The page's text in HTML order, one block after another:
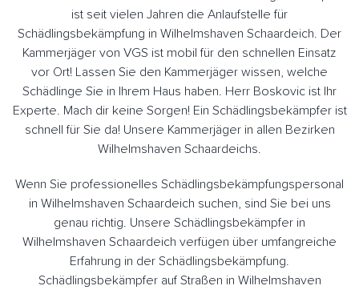
ist seit vielen Jahren die Anlaufstelle für
Schädlingsbekämpfung in Wilhelmshaven Schaardeich. Der
Kammerjäger von VGS ist mobil für den schnellen Einsatz
vor Ort! Lassen Sie den Kammerjäger wissen, welche
Schädlinge Sie in Ihrem Haus haben. Herr Boskovic ist Ihr
Experte. Mach dir keine Sorgen! Ein Schädlingsbekämpfer ist
schnell für Sie da! Unsere Kammerjäger in allen Bezirken
Wilhelmshaven Schaardeichs.
Wenn Sie professionelles Schädlingsbekämpfungspersonal
in Wilhelmshaven Schaardeich suchen, sind Sie bei uns
genau richtig. Unsere Schädlingsbekämpfer in
Wilhelmshaven Schaardeich verfügen über umfangreiche
Erfahrung in der Schädlingsbekämpfung.
Schädlingsbekämpfer auf Straßen in Wilhelmshaven